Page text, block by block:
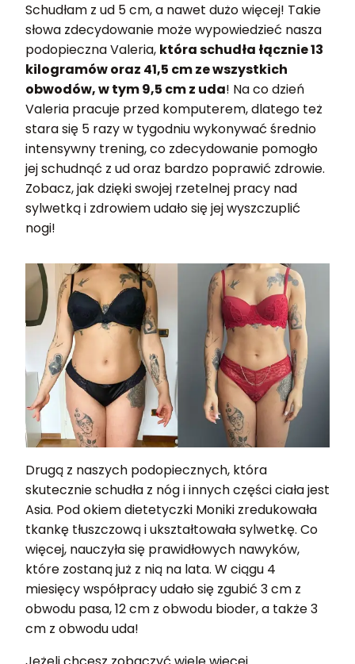
Schudłam z ud 5 cm, a nawet dużo więcej! Takie
słowa zdecydowanie może wypowiedzieć nasza
podopieczna Valeria, która schudła łącznie 13
kilogramów oraz 41,5 cm ze wszystkich
obwodów, w tym 9,5 cm z uda! Na co dzień
Valeria pracuje przed komputerem, dlatego też
stara się 5 razy w tygodniu wykonywać średnio
intensywny trening, co zdecydowanie pomogło
jej schudnąć z ud oraz bardzo poprawić zdrowie.
Zobacz, jak dzięki swojej rzetelnej pracy nad
sylwetką i zdrowiem udało się jej wyszczuplić
nogi!
Drugą z naszych podopiecznych, która
skutecznie schudła z nóg i innych części ciała jest
Asia. Pod okiem dietetyczki Moniki zredukowała
tkankę tłuszczową i ukształtowała sylwetkę. Co
więcej, nauczyła się prawidłowych nawyków,
które zostaną już z nią na lata. W ciągu 4
miesięcy współpracy udało się zgubić 3 cm z
obwodu pasa, 12 cm z obwodu bioder, a także 3
cm z obwodu uda!